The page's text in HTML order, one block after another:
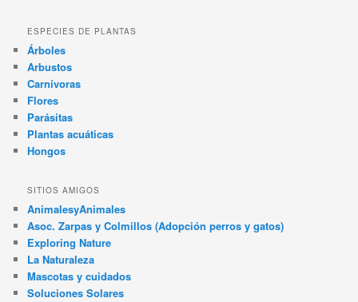
ESPECIES DE PLANTAS
Árboles
Arbustos
Carnívoras
Flores
Parásitas
Plantas acuáticas
Hongos
SITIOS AMIGOS
AnimalesyAnimales
Asoc. Zarpas y Colmillos (Adopción perros y gatos)
Exploring Nature
La Naturaleza
Mascotas y cuidados
Soluciones Solares